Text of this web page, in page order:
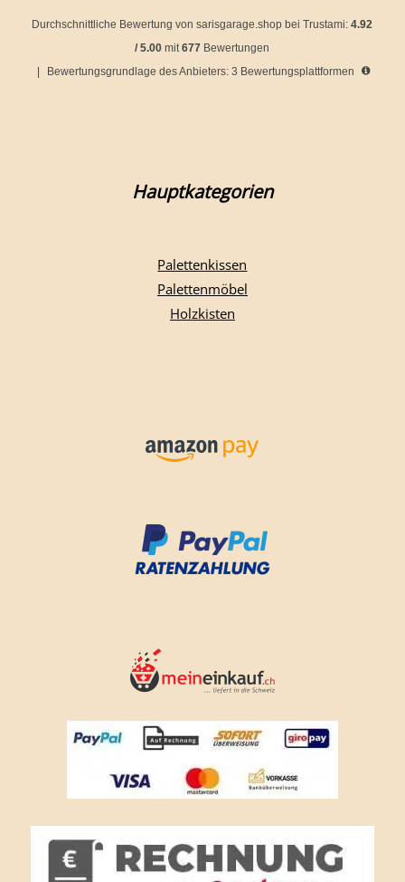
Durchschnittliche Bewertung von sarisgarage.shop bei Trustami:4.92
/5.00 mit677 Bewertungen
Bewertungsgrundlage des Anbieters: 3 Bewertungsplattformen
Hauptkategorien
Palettenkissen
Palettenmöbel
Holzkisten